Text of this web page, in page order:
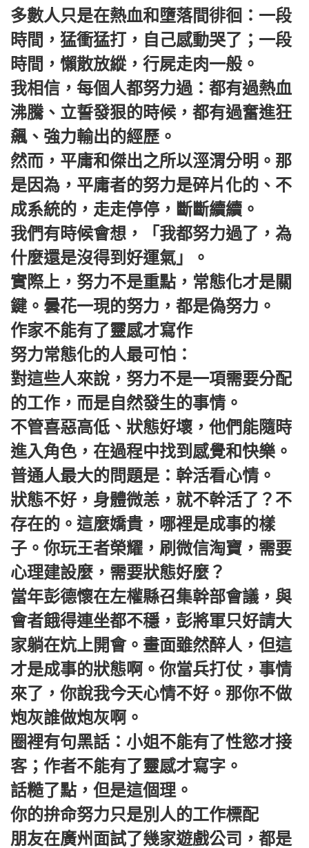
多數人只是在熱血和墮落間徘徊：一段
時間，猛衝猛打，自己感動哭了；一段
時間，懶散放縱，行屍走肉一般。
我相信，每個人都努力過：都有過熱血
沸騰、立誓發狠的時候，都有過奮進狂
飆、強力輸出的經歷。
然而，平庸和傑出之所以涇渭分明。那
是因為，平庸者的努力是碎片化的、不
成系統的，走走停停，斷斷續續。
我們有時候會想，‌‌「我都努力過了，為
什麼還是沒得到好運氣‌‌」。
實際上，努力不是重點，常態化才是關
鍵。曇花一現的努力，都是偽努力。
作家不能有了靈感才寫作
努力常態化的人最可怕：
對這些人來說，努力不是一項需要分配
的工作，而是自然發生的事情。
不管喜惡高低、狀態好壞，他們能隨時
進入角色，在過程中找到感覺和快樂。
普通人最大的問題是：幹活看心情。
狀態不好，身體微恙，就不幹活了？不
存在的。這麼嬌貴，哪裡是成事的樣
子。你玩王者榮耀，刷微信淘寶，需要
心理建設麼，需要狀態好麼？
當年彭德懷在左權縣召集幹部會議，與
會者餓得連坐都不穩，彭將軍只好請大
家躺在炕上開會。畫面雖然醉人，但這
才是成事的狀態啊。你當兵打仗，事情
來了，你說我今天心情不好。那你不做
炮灰誰做炮灰啊。
圈裡有句黑話：小姐不能有了性慾才接
客；作者不能有了靈感才寫字。
話糙了點，但是這個理。
你的拚命努力只是別人的工作標配
朋友在廣州面試了幾家遊戲公司，都是